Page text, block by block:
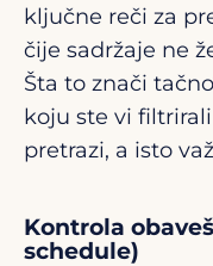
ključne reči za
čije sadržaje ne
Šta to znači
koju ste vi
pretrazi, a isto
Kontrola
schedule)